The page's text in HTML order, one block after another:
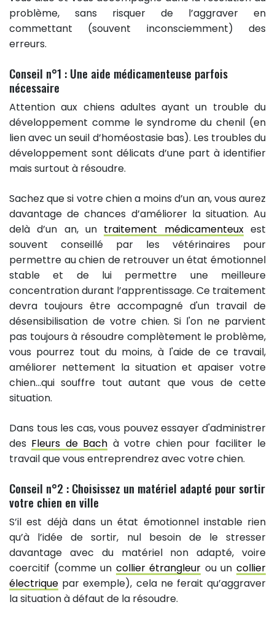
problème, sans risquer de l’aggraver en
commettant (souvent inconsciemment) des
erreurs.
Conseil n°1 : Une aide médicamenteuse parfois
nécessaire
Attention aux chiens adultes ayant un trouble du
développement comme le syndrome du chenil (en
lien avec un seuil d’homéostasie bas). Les troubles du
développement sont délicats d’une part à identifier
mais surtout à résoudre.
Sachez que si votre chien a moins d’un an, vous aurez
davantage de chances d’améliorer la situation. Au
delà d’un an, un traitement médicamenteuxest
souvent conseillé par les vétérinaires pour
permettre au chien de retrouver un état émotionnel
stable et de lui permettre une meilleure
concentration durant l’apprentissage. Ce traitement
devra toujours être accompagné d'un travail de
désensibilisation de votre chien. Si l'on ne parvient
pas toujours à résoudre complètement le problème,
vous pourrez tout du moins, à l'aide de ce travail,
améliorer nettement la situation et apaiser votre
chien...qui souffre tout autant que vous de cette
situation.
Dans tous les cas, vous pouvez essayer d'administrer
des Fleurs de Bach à votre chien pour faciliter le
travail que vous entreprendrez avec votre chien.
Conseil n°2 : Choisissez un matériel adapté pour sortir
votre chien en ville
S’il est déjà dans un état émotionnel instable rien
qu’à l’idée de sortir, nul besoin de le stresser
davantage avec du matériel non adapté, voire
coercitif (comme un collier étrangleur ou uncollier
électrique par exemple), cela ne ferait qu’aggraver
la situation à défaut de la résoudre.